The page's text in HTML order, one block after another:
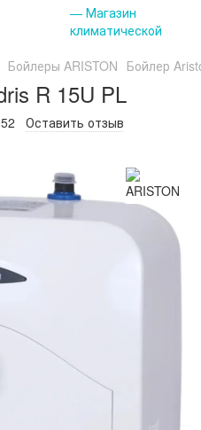
Бойлеры ARISTON Бойлер
R 15U PL
Оставить отзыв